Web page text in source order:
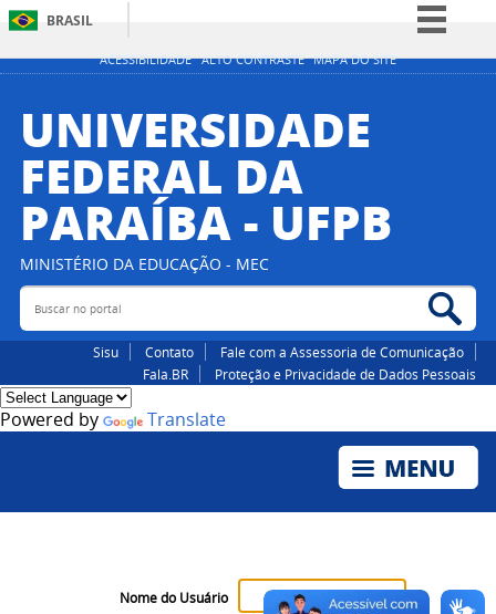
ACESSIBILIDADE ALTO CONTRASTE MAPA DO SITE
BRASIL
Simplifique!
Participe
Acesso à informação
Canais
UNIVERSIDADE
FEDERAL DA
PARAÍBA - UFPB
MINISTÉRIO DA EDUCAÇÃO - MEC
Buscar no portal
Sisu Contato
Fale com a Assessoria de Comunicação
Fala.BR
Proteção e Privacidade de Dados Pessoais
Powered by Translate
Nome do Usuário